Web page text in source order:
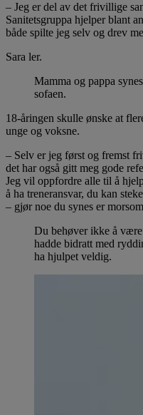
– Jeg er del av det frivillige
Sanitetsgruppa hjelper blant
både spilte jeg selv og drev
Sara ler.
Mamma og pappa
sofaen.
18-åringen skulle ønske at
unge og voksne.
– Selv er jeg først og fremst
det har også gitt meg gode
Jeg vil oppfordre alle til å
å ha treneransvar, du kan
– gjør noe du synes er
Du behøver ikke å
hadde bidratt med
ha hjulpet veldig.